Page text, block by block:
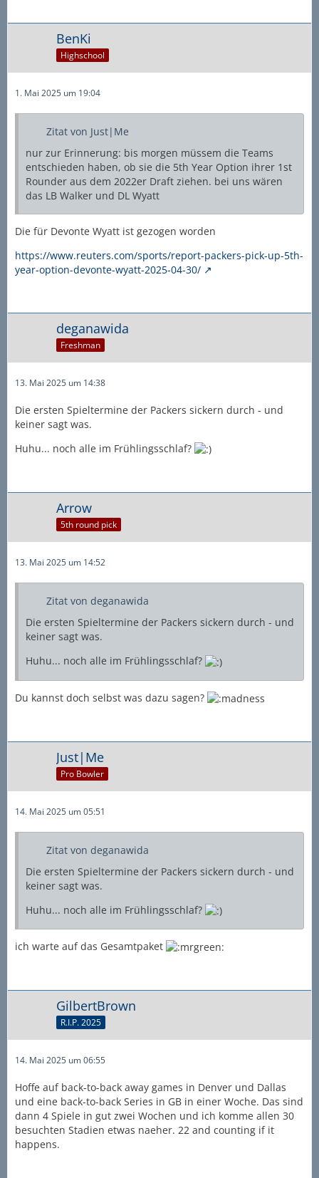
BenKi
Highschool
1. Mai 2025 um 19:04
Zitat von Just|Me
nur zur Erinnerung: bis morgen müssem die Teams
entschieden haben, ob sie die 5th Year Option ihrer 1st
Rounder aus dem 2022er Draft ziehen. bei uns wären
das LB Walker und DL Wyatt
Die für Devonte Wyatt ist gezogen worden
https://www.reuters.com/sports/report-packers-pick-up-5th-
year-option-devonte-wyatt-2025-04-30/
deganawida
Freshman
13. Mai 2025 um 14:38
Die ersten Spieltermine der Packers sickern durch - und
keiner sagt was.
Huhu... noch alle im Frühlingsschlaf?
Arrow
5th round pick
13. Mai 2025 um 14:52
Zitat von deganawida
Die ersten Spieltermine der Packers sickern durch - und
keiner sagt was.
Huhu... noch alle im Frühlingsschlaf?
Du kannst doch selbst was dazu sagen?
Just|Me
Pro Bowler
14. Mai 2025 um 05:51
Zitat von deganawida
Die ersten Spieltermine der Packers sickern durch - und
keiner sagt was.
Huhu... noch alle im Frühlingsschlaf?
ich warte auf das Gesamtpaket
GilbertBrown
R.I.P. 2025
14. Mai 2025 um 06:55
Hoffe auf back-to-back away games in Denver und Dallas
und eine back-to-back Series in GB in einer Woche. Das sind
dann 4 Spiele in gut zwei Wochen und ich komme allen 30
besuchten Stadien etwas naeher. 22 and counting if it
happens.